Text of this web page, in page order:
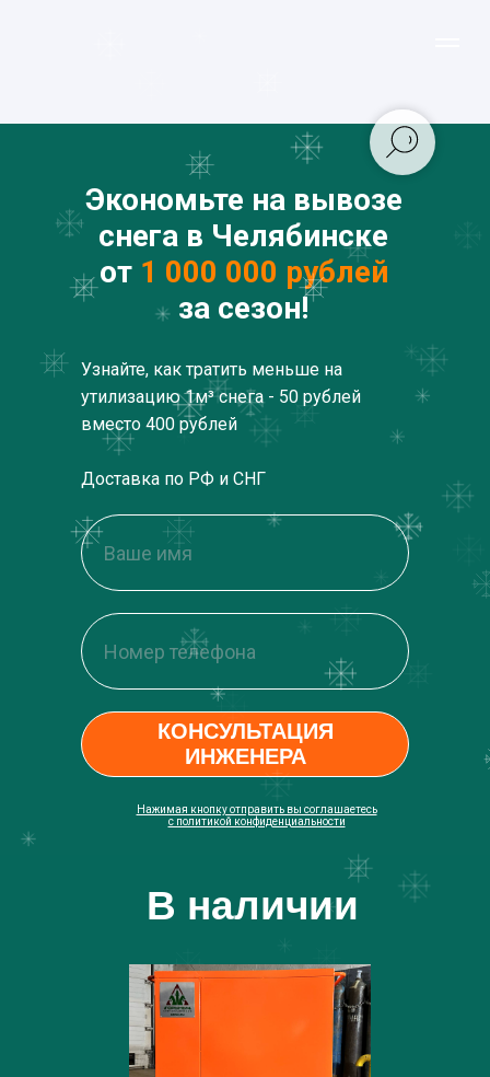
Нажимая кнопку отправить вы соглашаетесь
с политикой конфиденциальности
Экономьте на вывозе
снега в Челябинске
от 1 000 000 рублей
за сезон!
Узнайте, как тратить меньше на
утилизацию 1м³ снега - 50 рублей
вместо 400 рублей
Доставка по РФ и СНГ
КОНСУЛЬТАЦИЯ
ИНЖЕНЕРА
В наличии